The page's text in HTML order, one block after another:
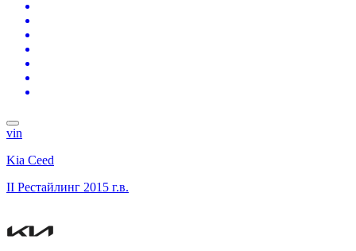
vin
Kia Ceed
II Рестайлинг 2015 г.в.